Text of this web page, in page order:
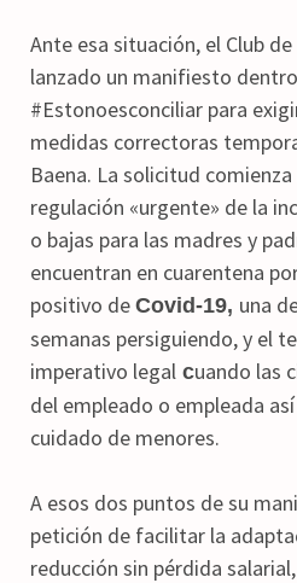
Ante esa situación, el Club
lanzado un manifiesto
#Estonoesconciliar para
medidas correctoras
Baena. La solicitud
regulación «urgente» de la
o bajas para las madres y
encuentran en cuarentena
positivo de Covid-19, una
semanas persiguiendo, y el
imperativo legal cuando las
del empleado o empleada
cuidado de menores.
A esos dos puntos de su
petición de facilitar la
reducción sin pérdida